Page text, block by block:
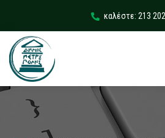
καλέστε: 213